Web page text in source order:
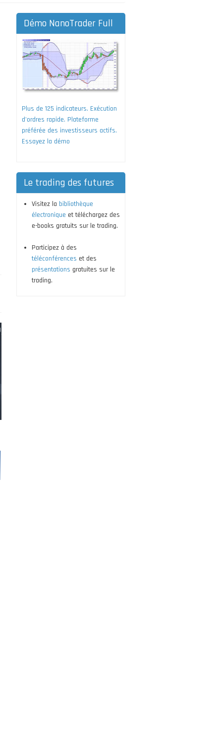
Démo NanoTrader Full
Plus de 125 indicateurs. Exécution
d'ordres rapide. Plateforme
préférée des investisseurs actifs.
Essayez la démo
Le trading des futures
Visitez la bibliothèque
électronique et téléchargez des
e-books gratuits sur le trading.
Participez à des
téléconférences et des
présentations gratuites sur le
trading.